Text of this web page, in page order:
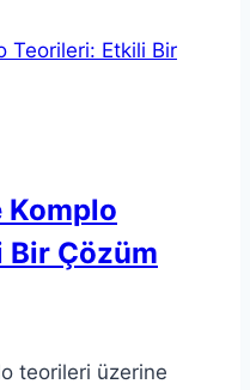
Komplo
Çözüm
teorileri üzerine